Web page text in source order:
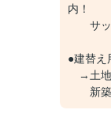
内！
サッ
●建替え
→土地
新築